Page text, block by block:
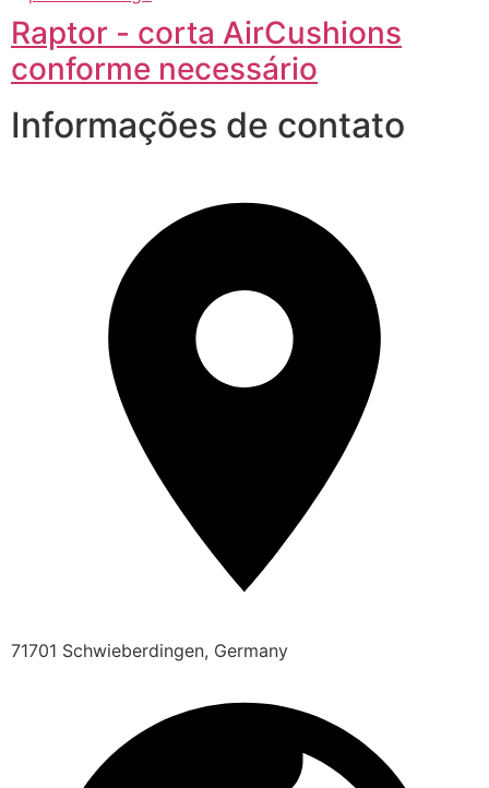
Raptor - corta AirCushions
conforme necessário
Informações de contato
71701 Schwieberdingen, Germany